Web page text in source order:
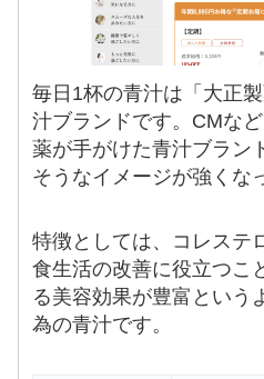
毎日1杯の青汁は「大正
汁ブランドです。CMな
薬が手がけた青汁ブラン
そうなイメージが強くな
特徴としては、コレステ
食生活の改善に役立つこ
る美容効果が豊富という
為の青汁です。